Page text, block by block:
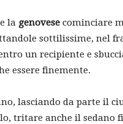
la genovese cominciare
sottilissime, nel
un recipiente e
essere finemente.
lasciando da parte il
tritare anche il sedano